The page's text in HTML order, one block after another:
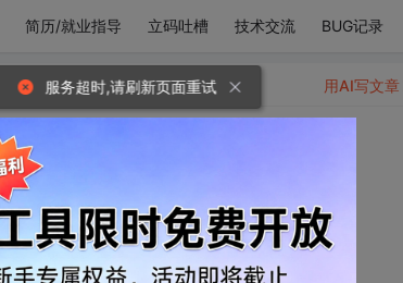
简历/就业指导 立码吐槽 技术交流 BUG记录
用AI写文章
服务超时,请刷新页面重试